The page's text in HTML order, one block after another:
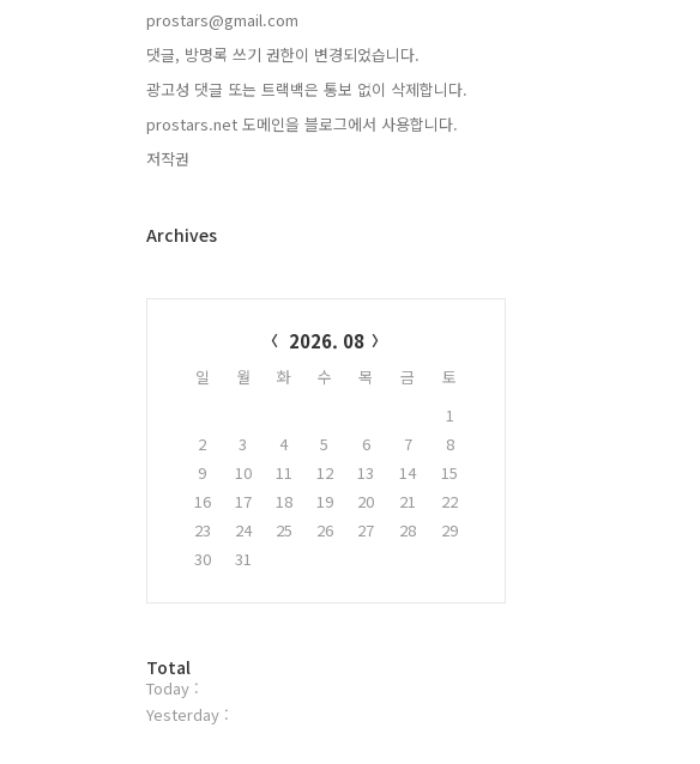
prostars@gmail.com
댓글, 방명록 쓰기 권한이 변경되었습니다.
광고성 댓글 또는 트랙백은 통보 없이 삭제합니다.
prostars.net 도메인을 블로그에서 사용합니다.
저작권
Archives
2026. 08
일 월 화 수 목 금
토
1
2
3 4 5 6 7
8
9
10 11 12 13 14
15
16
17 18 19 20 21
22
23
24 25 26 27 28
29
30
31
방
문
자
Total
Today :
Yesterday :